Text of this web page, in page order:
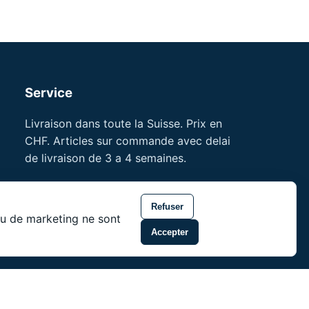
Service
Livraison dans toute la Suisse. Prix en
CHF. Articles sur commande avec delai
de livraison de 3 a 4 semaines.
References professionnelles
Formations pour professionnels
noson® est une marque de Unity Shield
de marketing ne sont
Refuser
Accepter